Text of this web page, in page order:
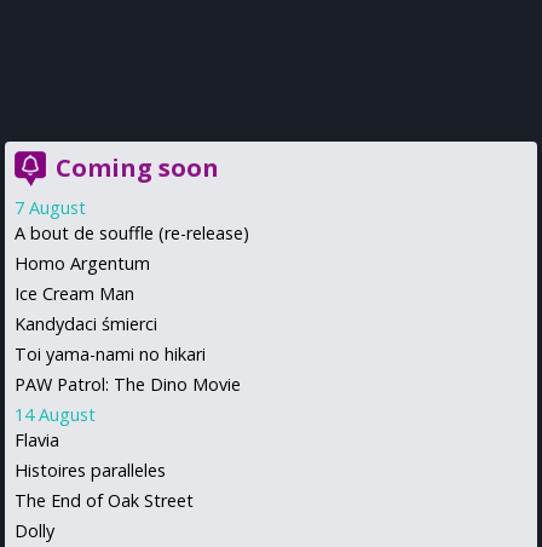
Coming soon
7 August
A bout de souffle (re-release)
Homo Argentum
Ice Cream Man
Kandydaci śmierci
Toi yama-nami no hikari
PAW Patrol: The Dino Movie
14 August
Flavia
Histoires paralleles
The End of Oak Street
Dolly